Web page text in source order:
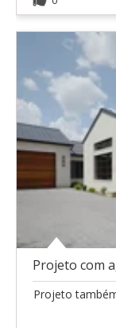
Projeto com
Projeto